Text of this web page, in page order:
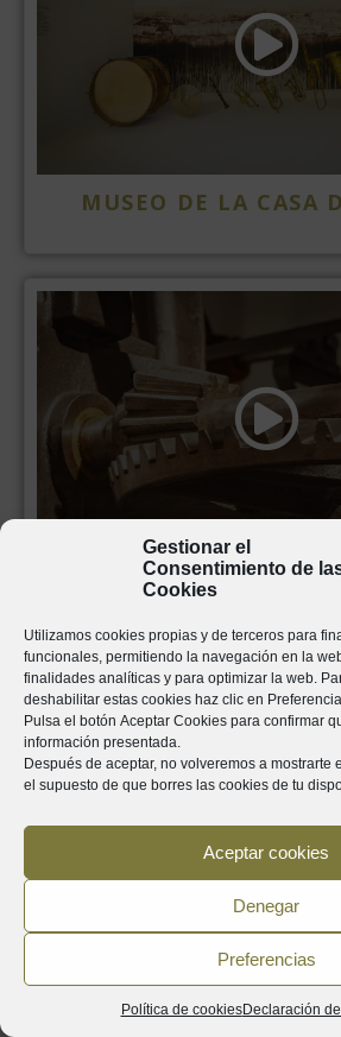
Gestionar el
Consentimiento de
Cookies
Utilizamos cookies propias y de terceros para
funcionales, permitiendo la navegación en la
finalidades analíticas y para optimizar la web.
deshabilitar estas cookies haz clic en
Pulsa el botón Aceptar Cookies para confirmar
información presentada.
Después de aceptar, no volveremos a mostrarte
el supuesto de que borres las cookies de tu
Aceptar cookies
Denegar
Preferencias
Política de cookiesDeclaración
MUSEO DE LA CASA
MUSEO DEL
LA BODEGA